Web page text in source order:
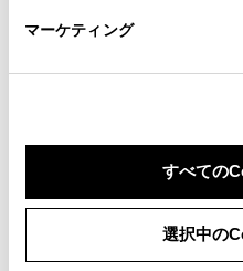
マーケティング
すべての
選択中の